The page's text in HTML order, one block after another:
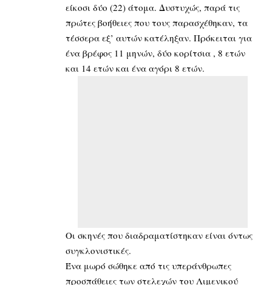
είκοσι δύο (22) άτομα. Δυστυχώς, παρά τις
πρώτες βοήθειες που τους παρασχέθηκαν, τα
τέσσερα εξ’ αυτών κατέληξαν. Πρόκειται για
ένα βρέφος 11 μηνών, δύο κορίτσια , 8 ετών
και 14 ετών και ένα αγόρι 8 ετών.
Οι σκηνές που διαδραματίστηκαν είναι όντως
συγκλονιστικές.
Ένα μωρό σώθηκε από τις υπεράνθρωπες
προσπάθειες των στελεχών του Λιμενικού